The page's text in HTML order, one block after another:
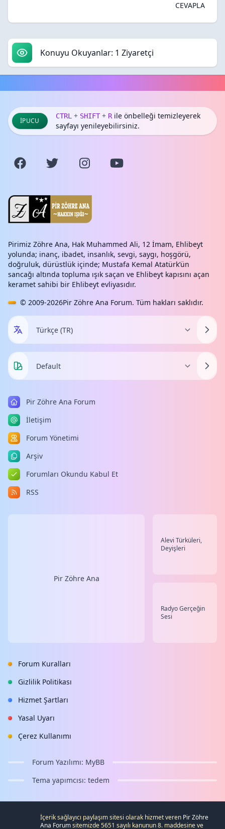
CEVAPLA
Konuyu Okuyanlar: 1 Ziyaretçi
İPUCU
CTRL + SHIFT + Rile önbelleği temizleyerek
sayfayı yenileyebilirsiniz.
Pirimiz Zöhre Ana, Hak Muhammed Ali, 12 İmam, Ehlibeyt
yolunda; inanç, ibadet, insanlık, sevgi, saygı, hoşgörü,
doğruluk, dürüstlük içinde; Mustafa Kemal Atatürk’ün
sancağı altında topluma ışık saçan ve Ehlibeyt kapısını açan
keramet sahibi bir Ehlibeyt evliyasıdır.
© 2009-2026Pir Zöhre Ana Forum. Tüm hakları saklıdır.
Pir Zöhre Ana Forum
İletişim
Forum Yönetimi
Arşiv
Forumları Okundu Kabul Et
RSS
Pir Zöhre Ana
Alevi Türküleri,
Deyişleri
Radyo Gerçeğin
Sesi
Forum Kuralları
Gizlilik Politikası
Hizmet Şartları
Yasal Uyarı
Çerez Kullanımı
Forum Yazılımı: MyBB
Tema yapımcısı: tedem
İçerik sağlayıcı paylaşım sitesi olarak hizmet veren Pir Zöhre
Ana Forumsitemizde 5651 sayılı kanunun 8. maddesine ve